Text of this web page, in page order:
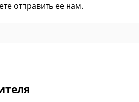
отправить ее нам.